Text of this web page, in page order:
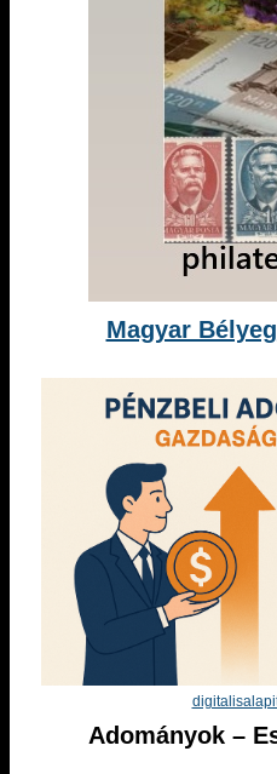
Magyar
Adományok –